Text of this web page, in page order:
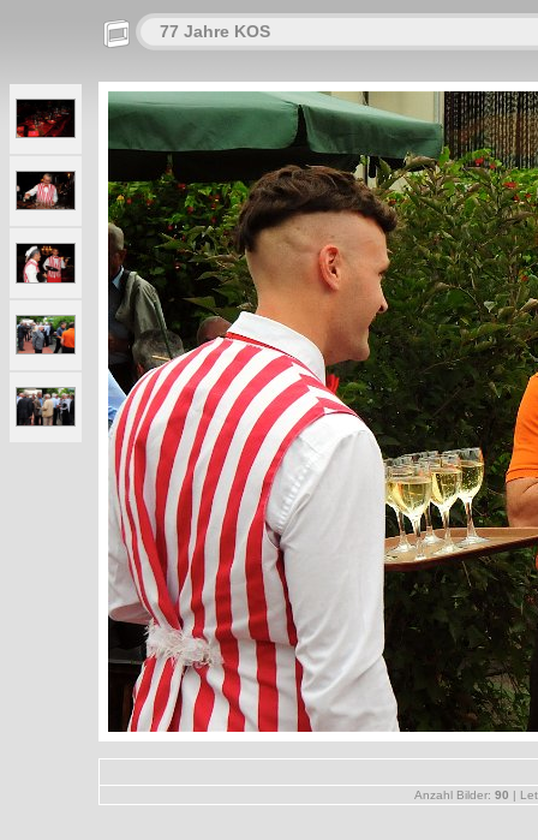
77 Jahre KOS
Anzahl Bilder: 90 |